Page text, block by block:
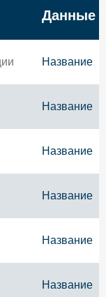
Данные
Название
Название
Название
Название
Название
Название